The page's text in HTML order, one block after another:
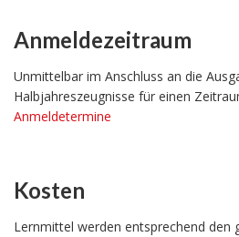
Anmeldezeitraum
Unmittelbar im Anschluss an die
Halbjahreszeugnisse für einen
Anmeldetermine
Kosten
Lernmittel werden entsprechend den